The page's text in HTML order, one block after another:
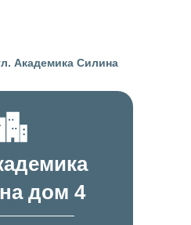
Академика Силина
дом 4